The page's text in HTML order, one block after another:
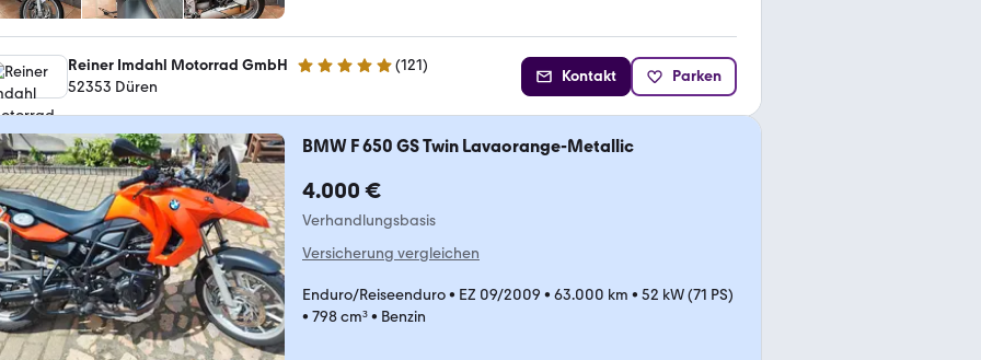
Reiner Imdahl Motorrad GmbH 4.9 Sterne (121)
52353 Düren
Kontakt Parken
BMW F 650 GS Twin Lavaorange-Metallic
4.000 €
Verhandlungsbasis
Versicherung vergleichen
Enduro/Reiseenduro• EZ 09/2009 • 63.000 km • 52 kW (71 PS)
• 798 cm³• Benzin